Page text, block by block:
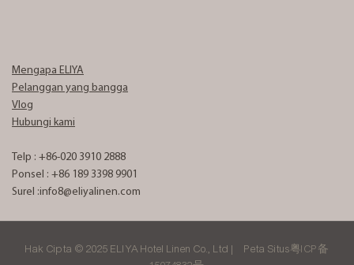
Mengapa ELIYA
Pelanggan yang bangga
Vlog
Hubungi kami
Telp : +86-020 3910 2888
Ponsel : +86 189 3398 9901
Surel :info8@eliyalinen.com
Hak Cipta © 2025 ELIYA Hotel Linen Co., Ltd | Peta Situs粤ICP备